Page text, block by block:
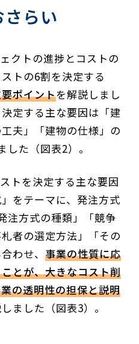
らい
クトの進捗とコストの
トの6割を決定する
ポイントを解説しまし
定する主な要因は「建
夫」「建物の仕様」の
た（図表2）。
トを決定する主な要因
をテーマに、発注方式
注方式の種類」「競争
者の選定方法」「その
わせ、事業の性質に応
とが、大きなコスト削
の透明性の担保と説明
ました（図表3）。